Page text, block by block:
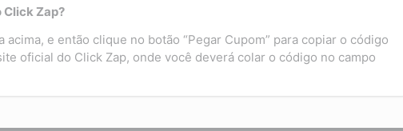
Click Zap?
e então clique no botão “Pegar Cupom” para copiar o código
oficial do Click Zap, onde você deverá colar o código no campo